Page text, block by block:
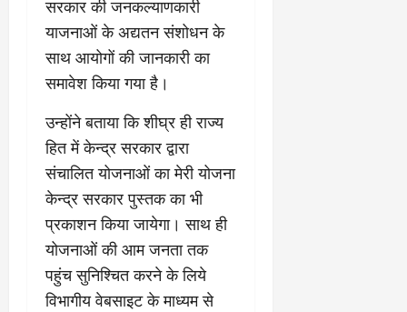
सरकार की जनकल्याणकारी
याजनाओं के अद्यतन संशोधन के
साथ आयोगों की जानकारी का
समावेश किया गया है।
उन्होंने बताया कि शीघ्र ही राज्य
हित में केन्द्र सरकार द्वारा
संचालित योजनाओं का मेरी योजना
केन्द्र सरकार पुस्तक का भी
प्रकाशन किया जायेगा। साथ ही
योजनाओं की आम जनता तक
पहुंच सुनिश्चित करने के लिये
विभागीय वेबसाइट के माध्यम से